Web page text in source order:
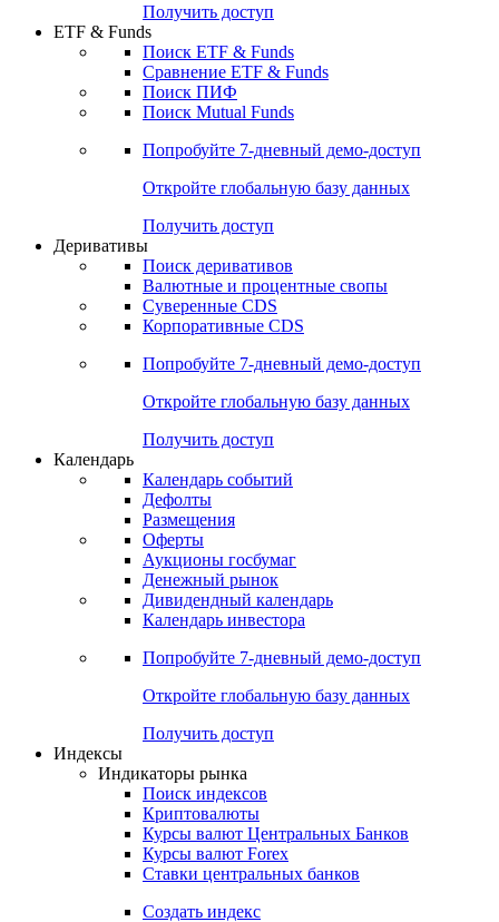
Получить доступ
ETF & Funds
Поиск ETF & Funds
Сравнение ETF & Funds
Поиск ПИФ
Поиск Mutual Funds
Попробуйте 7-дневный демо-доступ
Откройте глобальную базу данных
Получить доступ
Деривативы
Поиск деривативов
Валютные и процентные свопы
Суверенные CDS
Корпоративные CDS
Попробуйте 7-дневный демо-доступ
Откройте глобальную базу данных
Получить доступ
Календарь
Календарь событий
Дефолты
Размещения
Оферты
Аукционы госбумаг
Денежный рынок
Дивидендный календарь
Календарь инвестора
Попробуйте 7-дневный демо-доступ
Откройте глобальную базу данных
Получить доступ
Индексы
Индикаторы рынка
Поиск индексов
Криптовалюты
Курсы валют Центральных Банков
Курсы валют Forex
Ставки центральных банков
Создать индекс